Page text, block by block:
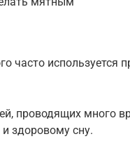
часто используется
проводящих много
здоровому сну.